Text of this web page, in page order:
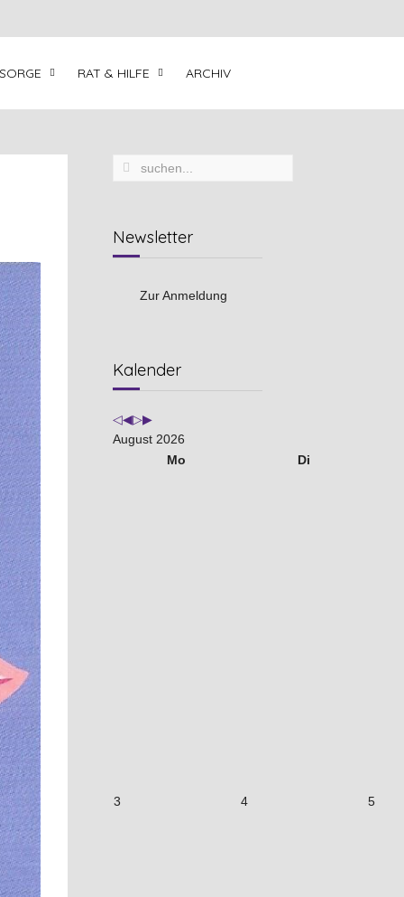
RAT & HILFE ARCHIV
Newsletter
Zur Anmeldung
Kalender
Vorheriges
Jahr
Vorheriger
Monat
Nächstes
Jahr
Nächstes
Monat
August 2026
Mo
Di
3 4 5